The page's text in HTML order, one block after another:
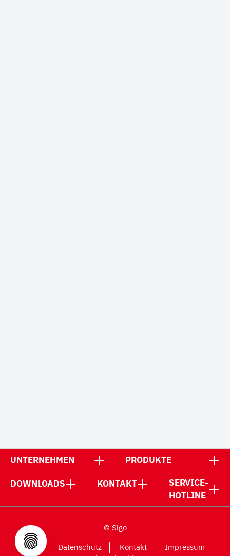
UNTERNEHMEN PRODUKTE
DOWNLOADS KONTAKT
SERVICE-
HOTLINE
© Sigo
AGB
Datenschutz Kontakt
Impressum